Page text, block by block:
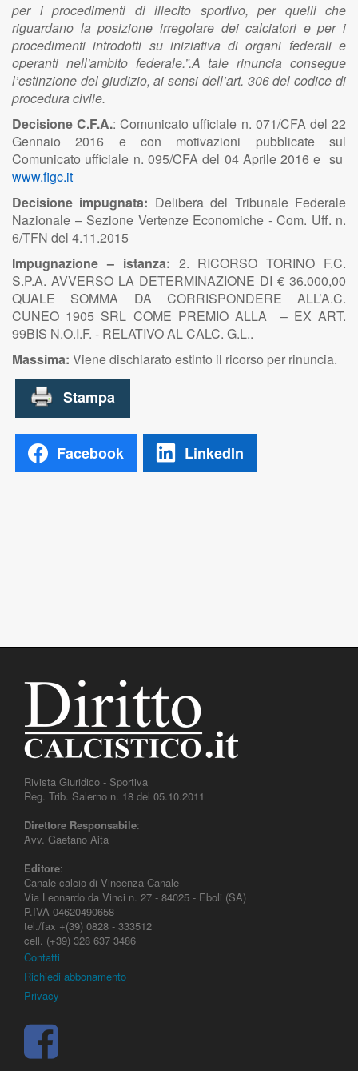
per i procedimenti di illecito sportivo, per quelli che
riguardano la posizione irregolare dei calciatori e per i
procedimenti introdotti su iniziativa di organi federali e
operanti nell'ambito federale.”.A tale rinuncia consegue
l’estinzione del giudizio, ai sensi dell’art. 306 del codice di
procedura civile.
Decisione C.F.A.: Comunicato ufficiale n. 071/CFA del 22
Gennaio 2016 e con motivazioni pubblicate sul
Comunicato ufficiale n. 095/CFA del 04 Aprile 2016 e su
www.figc.it
Decisione impugnata: Delibera del Tribunale Federale
Nazionale – Sezione Vertenze Economiche - Com. Uff. n.
6/TFN del 4.11.2015
Impugnazione – istanza: 2. RICORSO TORINO F.C.
S.P.A. AVVERSO LA DETERMINAZIONE DI € 36.000,00
QUALE SOMMA DA CORRISPONDERE ALL’A.C.
CUNEO 1905 SRL COME PREMIO ALLA – EX ART.
99BIS N.O.I.F. - RELATIVO AL CALC. G.L..
Massima: Viene dischiarato estinto il ricorso per rinuncia.
Facebook LinkedIn
Rivista Giuridico - Sportiva
Reg. Trib. Salerno n. 18 del 05.10.2011
Direttore Responsabile:
Avv. Gaetano Aita
Editore:
Canale calcio di Vincenza Canale
Via Leonardo da Vinci n. 27 - 84025 - Eboli (SA)
P.IVA 04620490658
tel./fax +(39) 0828 - 333512
cell. (+39) 328 637 3486
Contatti
Richiedi abbonamento
Privacy